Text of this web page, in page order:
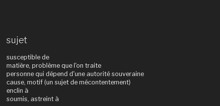
sujet
susceptible de
matière, problème que l'on traite
personne qui dépend d'une autorité souveraine
cause, motif (un sujet de mécontentement)
enclin à
soumis, astreint à